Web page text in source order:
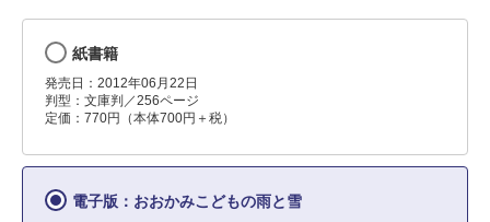
紙書籍
発売日：2012年06月22日
判型：文庫判／256ページ
定価：770円（本体700円＋税）
電子版：おおかみこどもの雨と雪